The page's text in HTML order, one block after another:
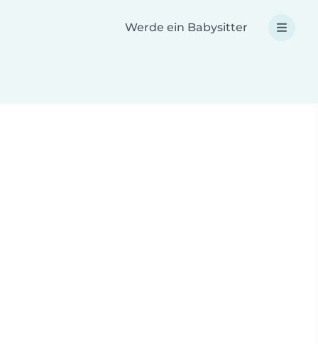
Werde ein Babysitter